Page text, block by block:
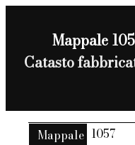
Mappale
Catasto
Mappale 1057